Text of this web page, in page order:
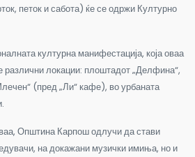
петок и сабота) ќе се одржи Културно
културна манифестација, која оваа
различни локации: плоштадот „Делфина“,
(пред „Ли“ кафе), воурбаната
Општина Карпош одлучи да стави
на докажани музички имиња, но и